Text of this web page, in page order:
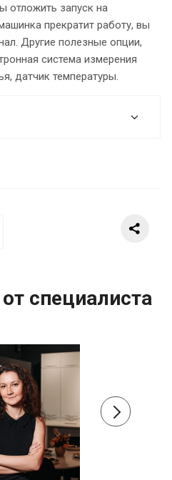
отложить запуск на
прекратит работу, вы
Другие полезные опции,
система измерения
датчик температуры.
специалиста